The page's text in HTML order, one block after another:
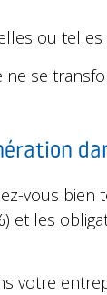
ou
ne se
vous bien
et les
votre